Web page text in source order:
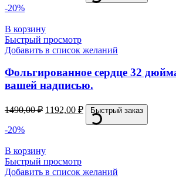
-20%
В корзину
Быстрый просмотр
Добавить в список желаний
Фольгированное сердце 32
вашей надписью.
1490,00₽ 1192,00 ₽ Быстрый заказ
-20%
В корзину
Быстрый просмотр
Добавить в список желаний